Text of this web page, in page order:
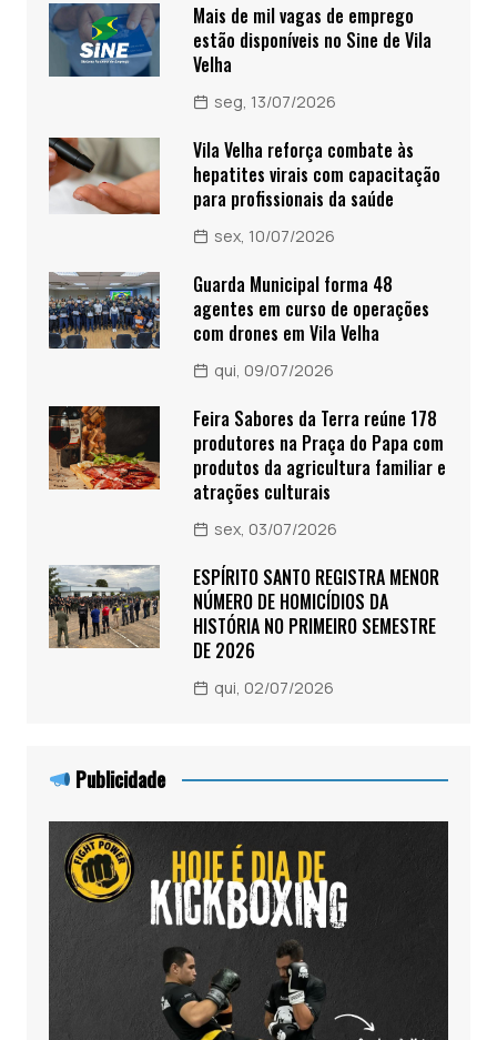
Mais de mil vagas de emprego
estão disponíveis no Sine de Vila
Velha
seg, 13/07/2026
Vila Velha reforça combate às
hepatites virais com capacitação
para profissionais da saúde
sex, 10/07/2026
Guarda Municipal forma 48
agentes em curso de operações
com drones em Vila Velha
qui, 09/07/2026
Feira Sabores da Terra reúne 178
produtores na Praça do Papa com
produtos da agricultura familiar e
atrações culturais
sex, 03/07/2026
ESPÍRITO SANTO REGISTRA MENOR
NÚMERO DE HOMICÍDIOS DA
HISTÓRIA NO PRIMEIRO SEMESTRE
DE 2026
qui, 02/07/2026
Publicidade